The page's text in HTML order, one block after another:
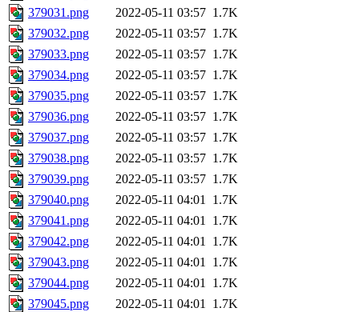
379031.png
2022-05-11 03:57 1.7K
379032.png
2022-05-11 03:57 1.7K
379033.png
2022-05-11 03:57 1.7K
379034.png
2022-05-11 03:57 1.7K
379035.png
2022-05-11 03:57 1.7K
379036.png
2022-05-11 03:57 1.7K
379037.png
2022-05-11 03:57 1.7K
379038.png
2022-05-11 03:57 1.7K
379039.png
2022-05-11 03:57 1.7K
379040.png
2022-05-11 04:01 1.7K
379041.png
2022-05-11 04:01 1.7K
379042.png
2022-05-11 04:01 1.7K
379043.png
2022-05-11 04:01 1.7K
379044.png
2022-05-11 04:01 1.7K
379045.png
2022-05-11 04:01 1.7K